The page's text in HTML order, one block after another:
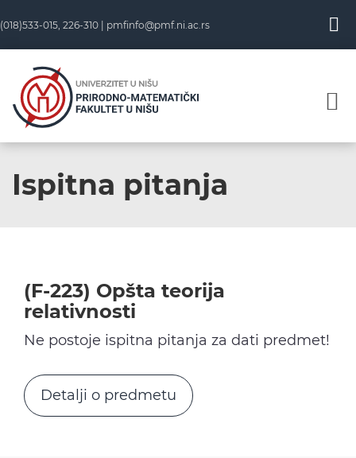
to
content
(018)533-015, 226-310 | pmfinfo@pmf.ni.ac.rs
Ispitna pitanja
(F-223) Opšta teorija
relativnosti
Ne postoje ispitna pitanja za dati predmet!
Detalji o predmetu